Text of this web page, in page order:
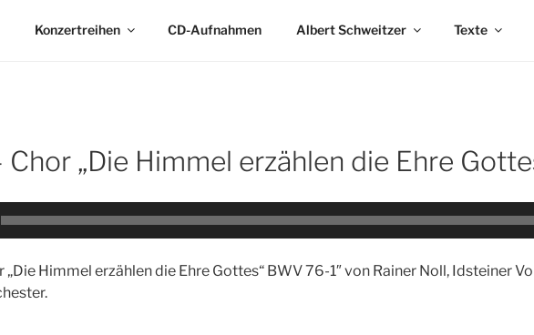
Konzertreihen CD-Aufnahmen Albert Schweitzer Texte
Chor „Die Himmel erzählen die Ehre
„Die Himmel erzählen die Ehre Gottes“ BWV 76-1″ von Rainer Noll, Idsteiner